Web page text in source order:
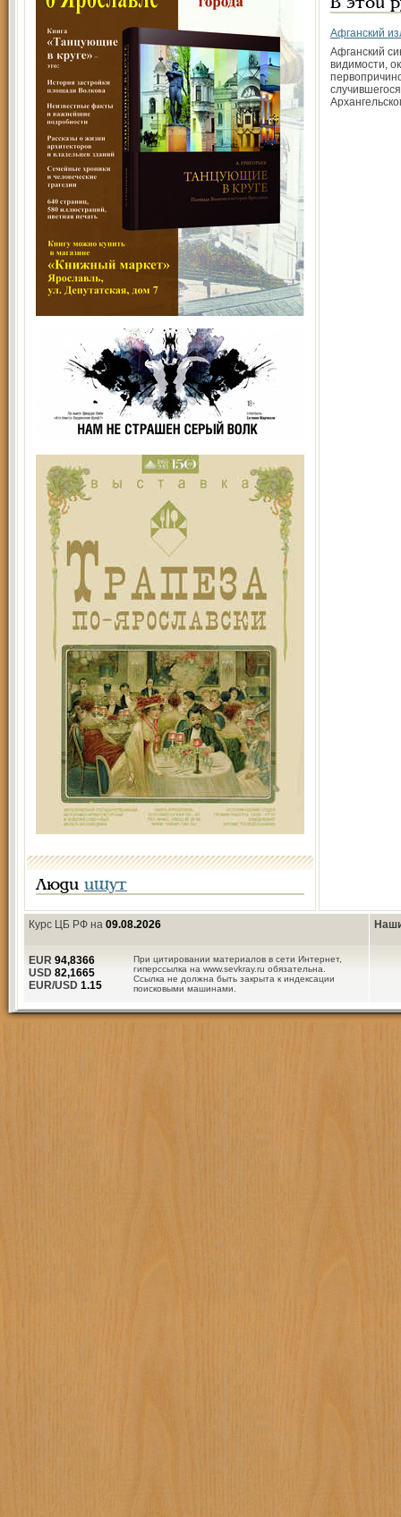
Люди ищут
В этой
Афганский
Афганский
видимости,
Курс ЦБ РФ на 09.08.2026
При цитировании материалов в сети Интернет,
гиперссылка на www.sevkray.ru обязательна.
Ссылка не должна быть закрыта к индексации
поисковыми машинами.
EUR 94,8366
USD 82,1665
EUR/USD 1.15